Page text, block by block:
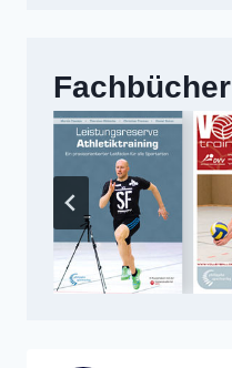
Fachbücher